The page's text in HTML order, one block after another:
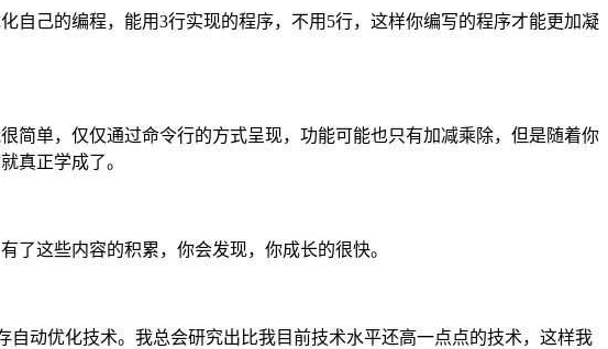
自己的编程，能用3行实现的程序，不用5行，这样你编写的程序才能更加凝
简单，仅仅通过命令行的方式呈现，功能可能也只有加减乘除，但是随着你
真正学成了。
了这些内容的积累，你会发现，你成长的很快。
自动优化技术。我总会研究出比我目前技术水平还高一点点的技术，这样我